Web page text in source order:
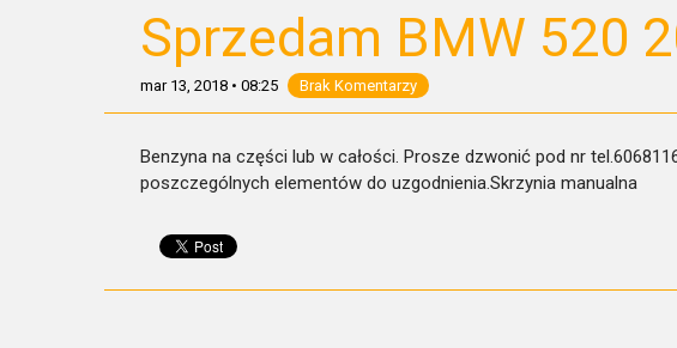
Sprzedam BMW 520
mar 13, 2018 • 08:25 Brak Komentarzy
Benzyna na części lub w całości. Prosze dzwonić pod nr
poszczególnych elementów do uzgodnienia.Skrzynia manualna